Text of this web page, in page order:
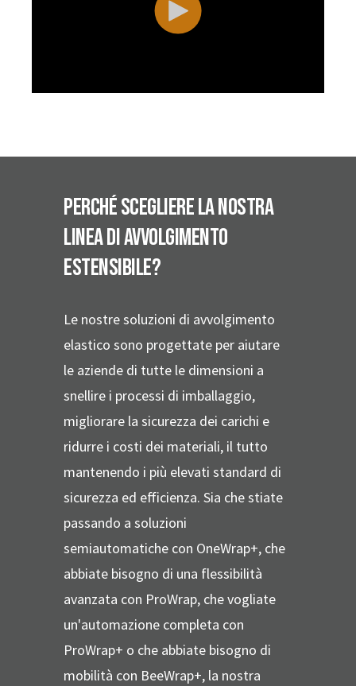
Perché scegliere la nostra
linea di avvolgimento
estensibile?
Le nostre soluzioni di avvolgimento
elastico sono progettate per aiutare
le aziende di tutte le dimensioni a
snellire i processi di imballaggio,
migliorare la sicurezza dei carichi e
ridurre i costi dei materiali, il tutto
mantenendo i più elevati standard di
sicurezza ed efficienza. Sia che stiate
passando a soluzioni
semiautomatiche con OneWrap+, che
abbiate bisogno di una flessibilità
avanzata con ProWrap, che vogliate
un'automazione completa con
ProWrap+ o che abbiate bisogno di
mobilità con BeeWrap+, la nostra